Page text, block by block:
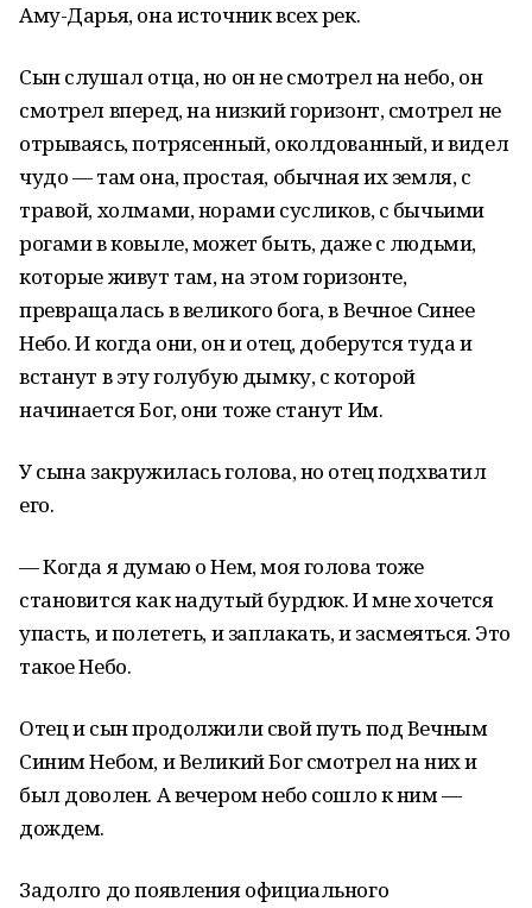
Аму-Дарья, она источник всех рек.
Сын слушал отца, но он не смотрел на небо, он
смотрел вперед, на низкий горизонт, смотрел не
отрываясь, потрясенный, околдованный, и видел
чудо — там она, простая, обычная их земля, с
травой, холмами, норами сусликов, с бычьими
рогами в ковыле, может быть, даже с людьми,
которые живут там, на этом горизонте,
превращалась в великого бога, в Вечное Синее
Небо. И когда они, он и отец, доберутся туда и
встанут в эту голубую дымку, с которой
начинается Бог, они тоже станут Им.
У сына закружилась голова, но отец подхватил
его.
— Когда я думаю о Нем, моя голова тоже
становится как надутый бурдюк. И мне хочется
упасть, и полететь, и заплакать, и засмеяться. Это
такое Небо.
Отец и сын продолжили свой путь под Вечным
Синим Небом, и Великий Бог смотрел на них и
был доволен. А вечером небо сошло к ним —
дождем.
Задолго до появления официального